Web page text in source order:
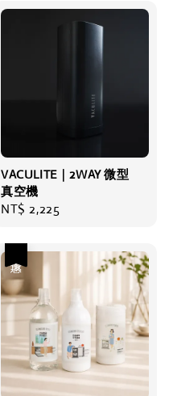
VACULITE｜2WAY 微型
真空機
Regular
NT$ 2,225